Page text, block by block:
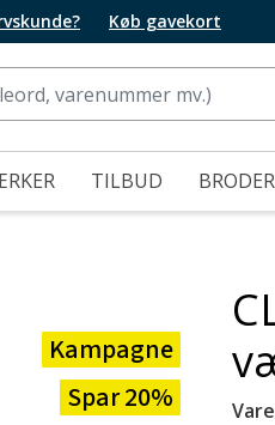
Køb gavekort
TILBUD
Kampagne
Spar 20%